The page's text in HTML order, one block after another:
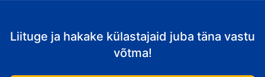
Liituge ja hakake külastajaid juba täna vastu
võtma!